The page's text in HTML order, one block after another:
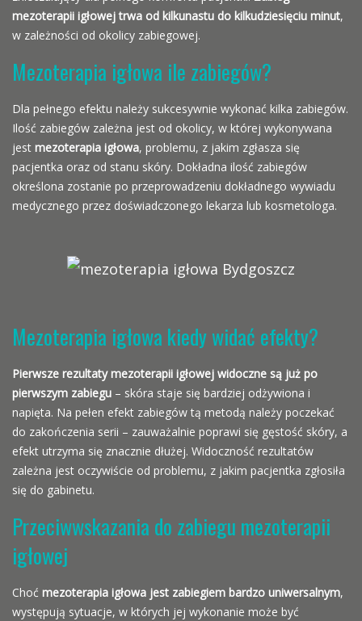
mezoterapii igłowej trwa od kilkunastu do kilkudziesięciu minut,
w zależności od okolicy zabiegowej.
Mezoterapia igłowa ile zabiegów?
Dla pełnego efektu należy sukcesywnie wykonać kilka zabiegów.
Ilość zabiegów zależna jest od okolicy, w której wykonywana
jest mezoterapia igłowa, problemu, z jakim zgłasza się
pacjentka oraz od stanu skóry. Dokładna ilość zabiegów
określona zostanie po przeprowadzeniu dokładnego wywiadu
medycznego przez doświadczonego lekarza lub kosmetologa.
Mezoterapia igłowa kiedy widać efekty?
Pierwsze rezultaty mezoterapii igłowej widoczne są już po
pierwszym zabiegu – skóra staje się bardziej odżywiona i
napięta. Na pełen efekt zabiegów tą metodą należy poczekać
do zakończenia serii – zauważalnie poprawi się gęstość skóry, a
efekt utrzyma się znacznie dłużej. Widoczność rezultatów
zależna jest oczywiście od problemu, z jakim pacjentka zgłosiła
się do gabinetu.
Przeciwwskazania do zabiegu mezoterapii
igłowej
Choć mezoterapia igłowa jest zabiegiem bardzo uniwersalnym,
występują sytuacje, w których jej wykonanie może być